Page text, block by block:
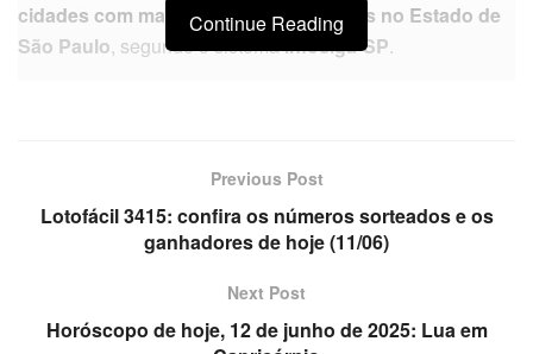
cidades com mais de 200 mil habitantes no Estado de
São Paulo, segundo o sistemaInfosiga-SP.
Continue Reading
Previous Post
Lotofácil 3415: confira os números sorteados e os
ganhadores de hoje (11/06)
Next Post
Horóscopo de hoje, 12 de junho de 2025: Lua em